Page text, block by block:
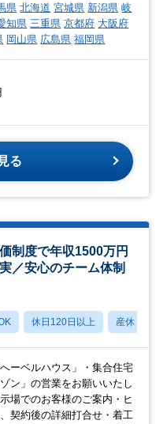
県 北海道 宮城県 新潟県 岐
知県 三重県 京都府 大阪府
岡山県 広島県 福岡県
る
制度で年収1500万円
／安心のチーム体制
休日120日以上 産休・育休
ーベルハウス」・集合住宅
ゾン」の営業をお願いいたし
場でのお客様のご案内・ヒ
契約後の詳細打合せ・着工